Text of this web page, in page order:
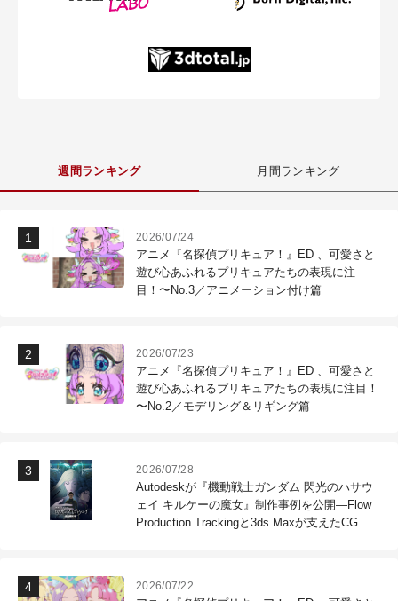
週間ランキング 月間ランキング
2026/07/24
アニメ『名探偵プリキュア！』ED 、可愛さと
遊び心あふれるプリキュアたちの表現に注
目！〜No.3／アニメーション付け篇
2026/07/23
アニメ『名探偵プリキュア！』ED 、可愛さと
遊び心あふれるプリキュアたちの表現に注目！
〜No.2／モデリング＆リギング篇
2026/07/28
Autodeskが『機動戦士ガンダム 閃光のハサウ
ェイ キルケーの魔女』制作事例を公開―Flow
Production Trackingと3ds Maxが支えたCG制
2026/07/22